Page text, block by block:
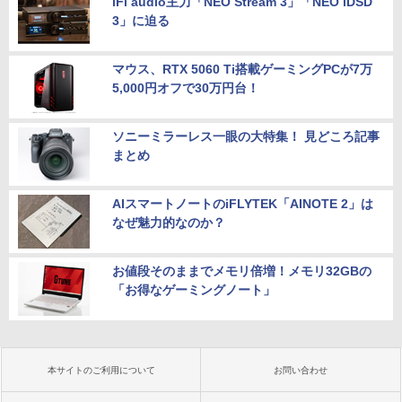
3」に迫る
マウス、RTX 5060 Ti搭載ゲーミングPCが7万
5,000円オフで30万円台！
ソニーミラーレス一眼の大特集！ 見どころ記事
まとめ
AIスマートノートのiFLYTEK「AINOTE 2」は
なぜ魅力的なのか？
お値段そのままでメモリ倍増！メモリ32GBの
「お得なゲーミングノート」
本サイトのご利用について お問い合わせ